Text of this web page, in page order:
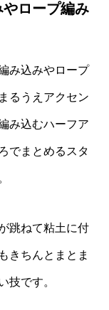
ロープ編み
み込みやロープ
るうえアクセン
み込むハーフア
でまとめるスタ
跳ねて粘土に付
きちんとまとま
技です。